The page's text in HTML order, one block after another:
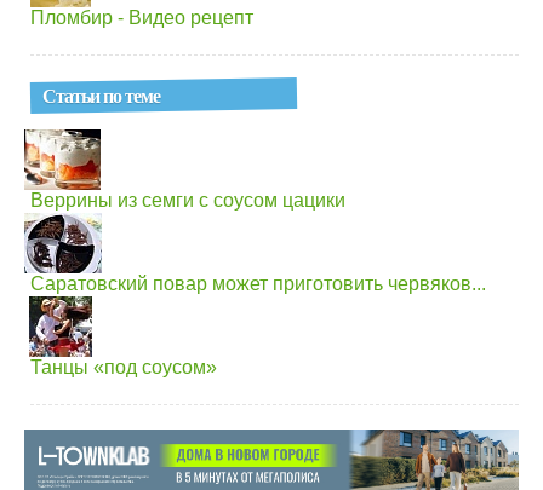
Пломбир - Видео рецепт
Статьи по теме
Веррины из семги с соусом цацики
Саратовский повар может приготовить червяков...
Танцы «под соусом»